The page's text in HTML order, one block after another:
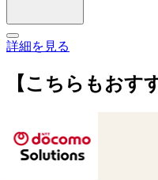
詳細を見る
【こちらもおす